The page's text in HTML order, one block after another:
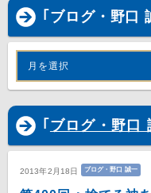
｢ブログ・野口
月を選択
｢ ブログ・野口
2013年2月18日 ブログ・野口 誠一